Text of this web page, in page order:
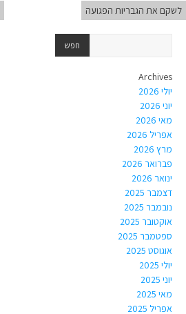
לשקם את הגבריות הפגועה
Archives
יולי 2026
יוני 2026
מאי 2026
אפריל 2026
מרץ 2026
פברואר 2026
ינואר 2026
דצמבר 2025
נובמבר 2025
אוקטובר 2025
ספטמבר 2025
אוגוסט 2025
יולי 2025
יוני 2025
מאי 2025
אפריל 2025